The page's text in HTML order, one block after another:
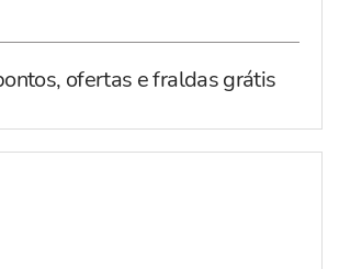
ofertas e fraldas grátis